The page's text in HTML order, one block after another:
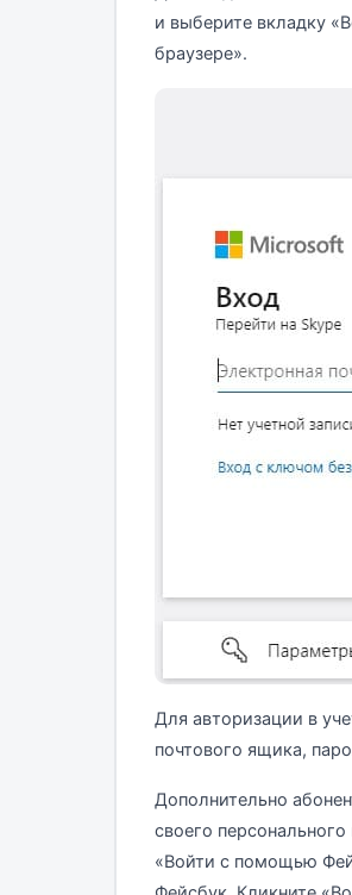
и выберите вкладку
браузере».
Для авторизации в
почтового ящика,
Дополнительно
своего
«Войти с помощью